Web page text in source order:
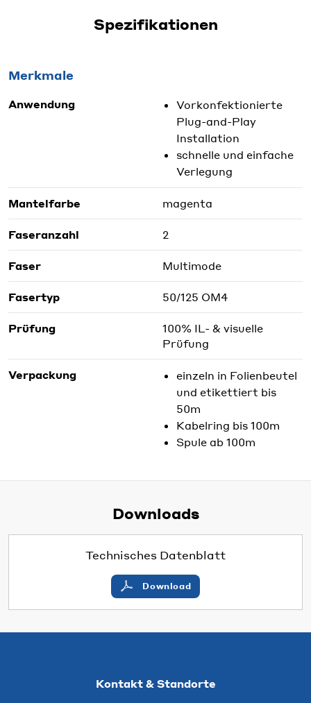
Spezifikationen
Merkmale
Anwendung
Vorkonfektionierte
Plug-and-Play
Installation
schnelle und einfache
Verlegung
Mantelfarbe magenta
Faseranzahl 2
Faser Multimode
Fasertyp 50/125 OM4
Prüfung
100% IL- & visuelle
Prüfung
Verpackung
einzeln in Folienbeutel
und etikettiert bis
50m
Kabelring bis 100m
Spule ab 100m
Downloads
Technisches Datenblatt
Download
Kontakt & Standorte